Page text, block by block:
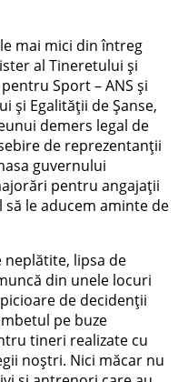
mai mici din întreg
al Tineretului și
Sport – ANS și
și Egalității de Șanse,
demers legal de
de reprezentanții
guvernului
pentru angajații
le aducem aminte de
lipsa de
din unele locuri
de decidenții
pe buze
tineri realizate cu
noștri. Nici măcar nu